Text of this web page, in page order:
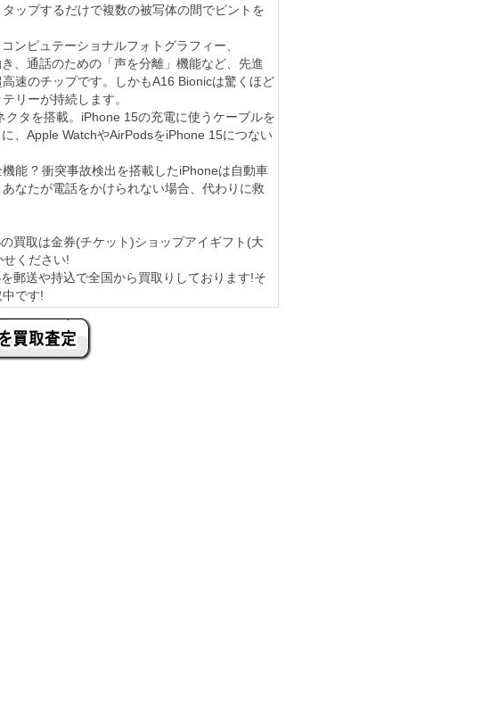
ップするだけで複数の被写体の間でピントを
ンピュテーショナルフォトグラフィー、
、通話のための「声を分離」機能など、先進
速のチップです。しかもA16 Bionicは驚くほど
リーが持続します。
クタを搭載。iPhone 15の充電に使うケーブルを
、Apple WatchやAirPodsをiPhone 15につない
能 ? 衝突事故検出を搭載したiPhoneは自動車
なたが電話をかけられない場合、代わりに救
買取は金券(チケット)ショップアイギフト(大
ください!
郵送や持込で全国から買取りしております!そ
です!